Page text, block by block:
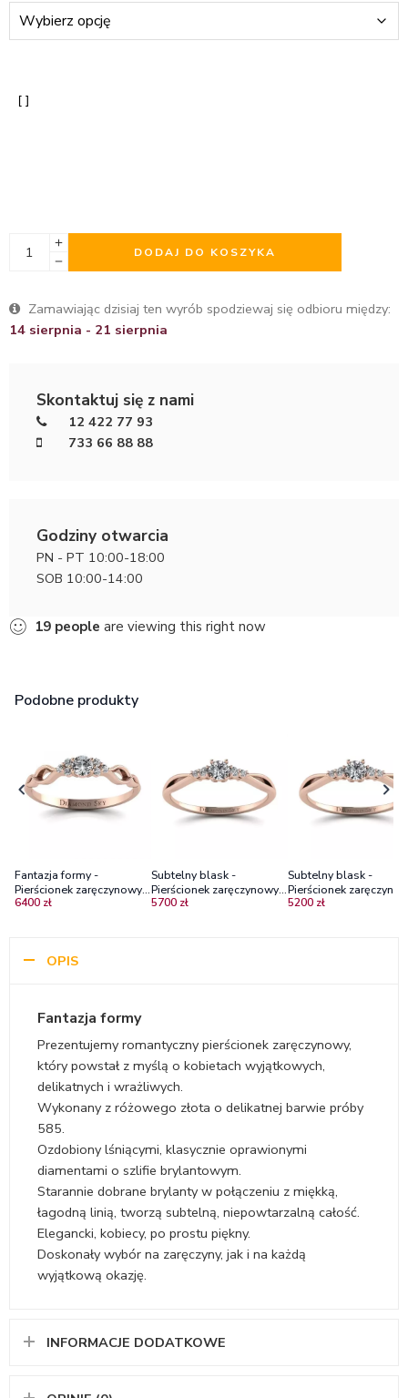
DODAJ DO KOSZYKA
Zamawiając dzisiaj ten wyrób spodziewaj się odbioru między:
14 sierpnia - 21 sierpnia
Skontaktuj się z nami
12 422 77 93
733 66 88 88
Godziny otwarcia
PN - PT 10:00-18:00
SOB 10:00-14:00
19 people are viewing this right now
Podobne produkty
Fantazja formy -
Pierścionek zaręczynowy,
różowe złoto, diamenty
6400 zł
Subtelny blask -
Pierścionek zaręczynowy z
różowego złota z
5700 zł
Subtelny blask -
Pierścionek
różowego złota z
5200 zł
OPIS
Fantazja formy
Prezentujemy romantyczny pierścionek zaręczynowy,
który powstał z myślą o kobietach wyjątkowych,
delikatnych i wrażliwych.
Wykonany z różowego złota o delikatnej barwie próby
585.
Ozdobiony lśniącymi, klasycznie oprawionymi
diamentami o szlifie brylantowym.
Starannie dobrane brylanty w połączeniu z miękką,
łagodną linią, tworzą subtelną, niepowtarzalną całość.
Elegancki, kobiecy, po prostu piękny.
Doskonały wybór na zaręczyny, jak i na każdą
wyjątkową okazję.
INFORMACJE DODATKOWE